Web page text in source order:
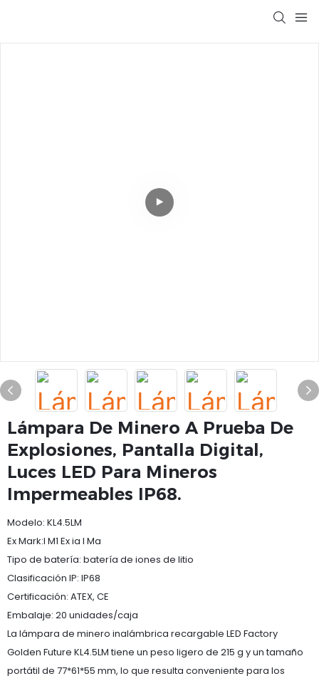
Lámpara De Minero A Prueba De
Explosiones, Pantalla Digital,
Luces LED Para Mineros
Impermeables IP68.
Modelo: KL4.5LM
Ex Mark:I M1 Ex ia I Ma
Tipo de batería: batería de iones de litio
Clasificación IP: IP68
Certificación: ATEX, CE
Embalaje: 20 unidades/caja
La lámpara de minero inalámbrica recargable LED Factory
Golden Future KL4.5LM tiene un peso ligero de 215 g y un tamaño
portátil de 77*61*55 mm, lo que resulta conveniente para los